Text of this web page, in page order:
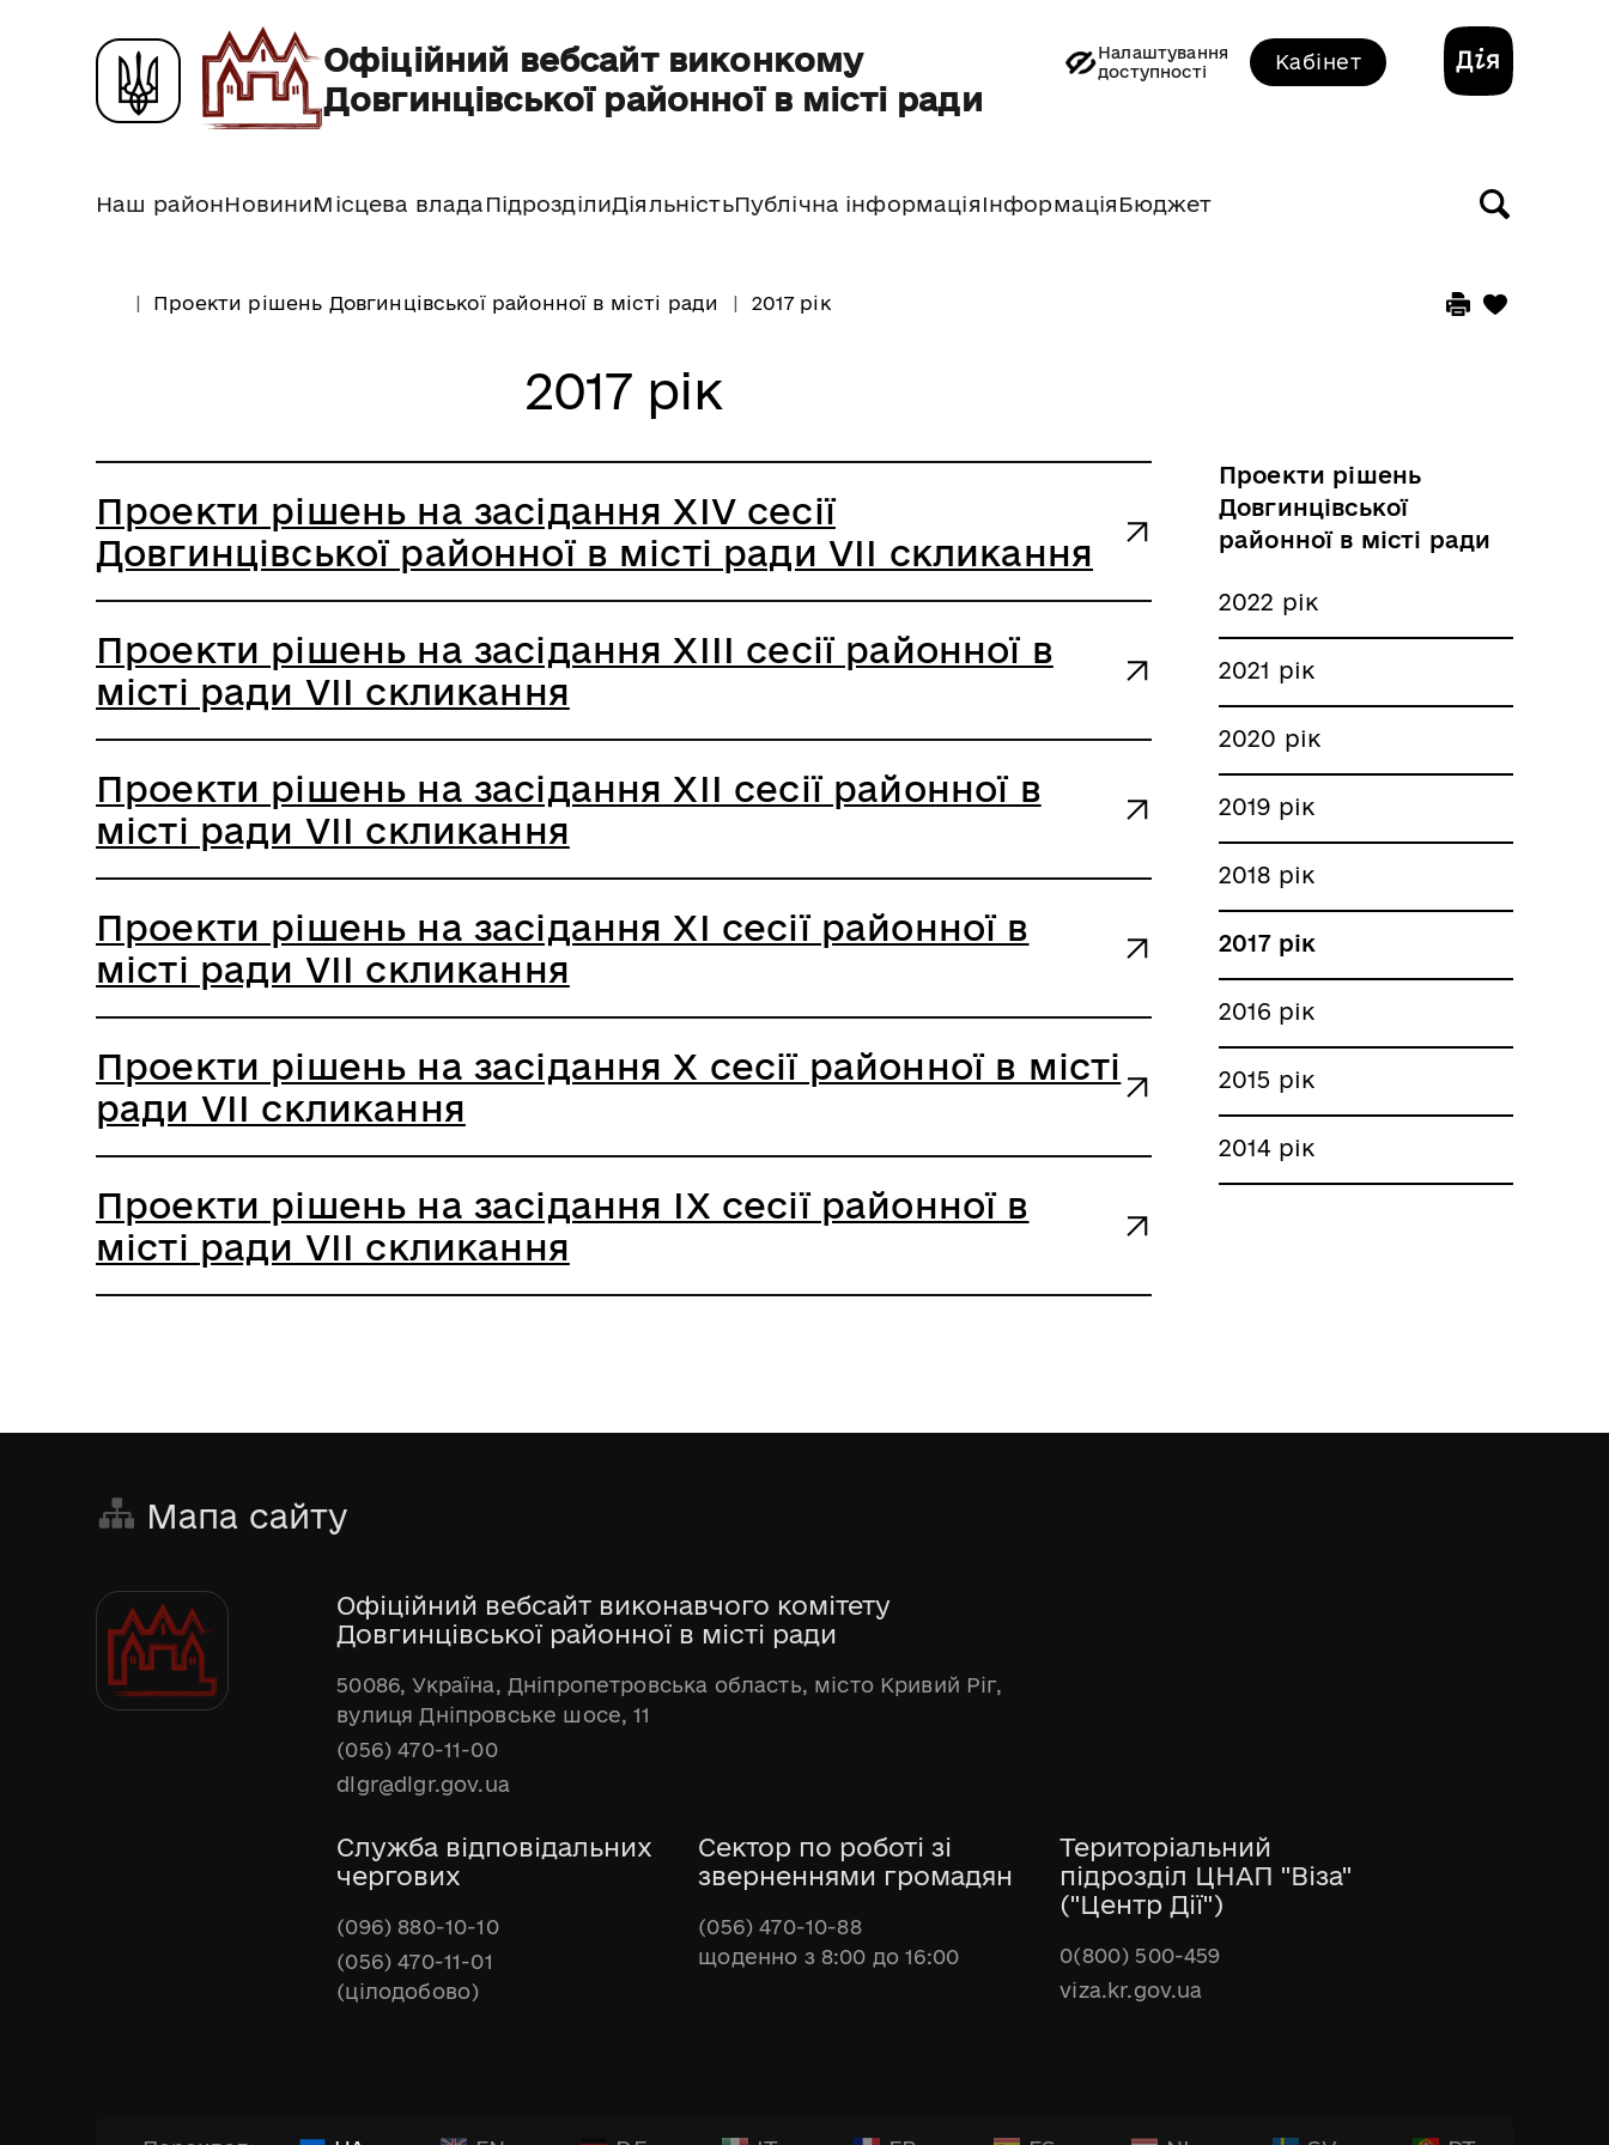
Офіційний вебсайт виконкому
Довгинцівської районної в місті ради
Налаштування
доступності
Кабінет
Наш районНовиниМісцева влада ПідрозділиДіяльністьПублічна інформація Інформація Бюджет
Проекти рішень Довгинцівської районної в місті ради 2017 рік
2017 рік
Проекти рішень на засідання XІV сесії
Довгинцівської районної в місті ради VIІ скликання
Проекти рішень на засідання XІІІ сесії районної в
місті ради VIІ скликання
Проекти рішень на засідання XІІ сесії районної в
місті ради VIІ скликання
Проекти рішень на засідання XІ сесії районної в
місті ради VIІ скликання
Проекти рішень на засідання X сесії районної в місті
ради VIІ скликання
Проекти рішень на засідання IX сесії районної в
місті ради VIІ скликання
Проекти рішень
Довгинцівської
районної в місті ради
2022 рік
2021 рік
2020 рік
2019 рік
2018 рік
2017 рік
2016 рік
2015 рік
2014 рік
Мапа сайту
Офіційний вебсайт виконавчого комітету
Довгинцівської районної в місті ради
50086, Україна, Дніпропетровська область, місто Кривий Ріг,
вулиця Дніпровське шосе, 11
(056) 470-11-00
dlgr@dlgr.gov.ua
Служба відповідальних
чергових
(096) 880-10-10
(056) 470-11-01
(цілодобово)
Сектор по роботі зі
зверненнями громадян
(056) 470-10-88
щоденно з 8:00 до 16:00
Територіальний
підрозділ ЦНАП "Віза"
("Центр Дії")
0(800) 500-459
viza.kr.gov.ua